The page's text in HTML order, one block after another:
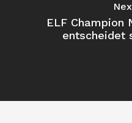
ELF Champion
entscheidet